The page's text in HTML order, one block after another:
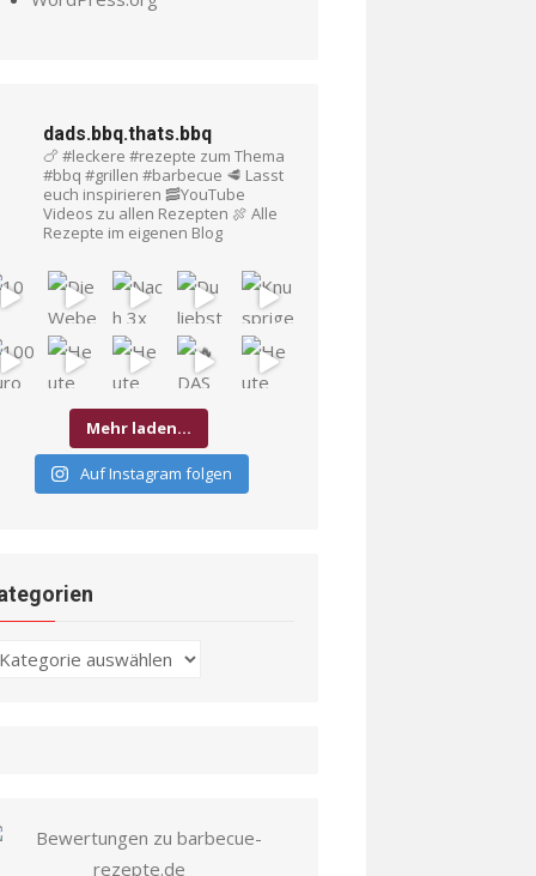
dads.bbq.thats.bbq
🍗 #leckere #rezepte zum Thema
#bbq #grillen #barbecue 🥩 Lasst
euch inspirieren 🥓YouTube
Videos zu allen Rezepten 🍖 Alle
Rezepte im eigenen Blog
Mehr laden…
Auf Instagram folgen